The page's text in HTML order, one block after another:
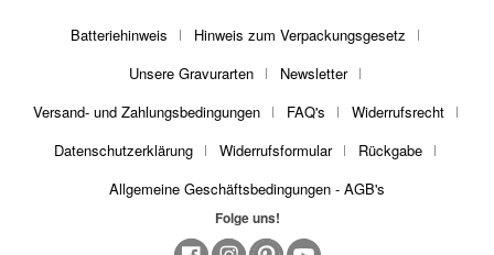
Batteriehinweis
Hinweis zum Verpackungsgesetz
Unsere Gravurarten
Newsletter
Versand- und Zahlungsbedingungen
FAQ's
Widerrufsrecht
Datenschutzerklärung
Widerrufsformular
Rückgabe
Allgemeine Geschäftsbedingungen - AGB's
Folge uns!